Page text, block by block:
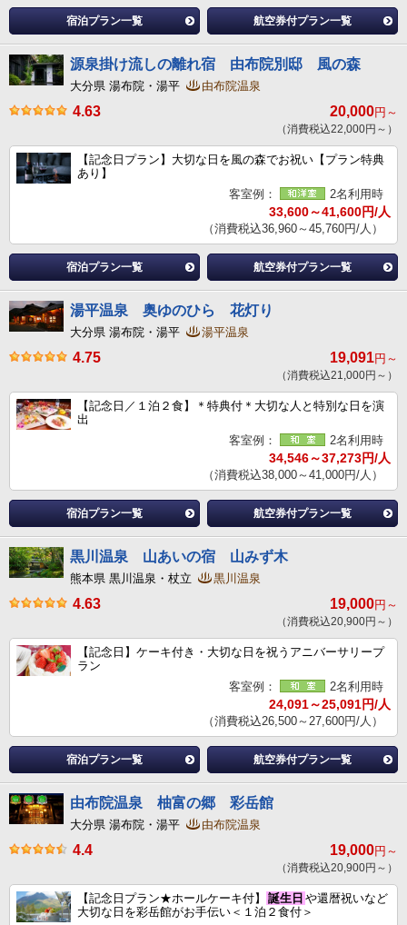
宿泊プラン一覧 航空券付プラン一覧
源泉掛け流しの離れ宿 由布院別邸 風の森
大分県 湯布院・湯平 由布院温泉
4.63 20,000円～
（消費税込22,000円～）
【記念日プラン】大切な日を風の森でお祝い【プラン特典
あり】
客室例：
2名利用時
33,600～41,600円/人
（消費税込36,960～45,760円/人）
宿泊プラン一覧 航空券付プラン一覧
湯平温泉 奥ゆのひら 花灯り
大分県 湯布院・湯平 湯平温泉
4.75 19,091円～
（消費税込21,000円～）
【記念日／１泊２食】＊特典付＊大切な人と特別な日を演
出
客室例：
2名利用時
34,546～37,273円/人
（消費税込38,000～41,000円/人）
宿泊プラン一覧 航空券付プラン一覧
黒川温泉 山あいの宿 山みず木
熊本県 黒川温泉・杖立 黒川温泉
4.63 19,000円～
（消費税込20,900円～）
【記念日】ケーキ付き・大切な日を祝うアニバーサリープ
ラン
客室例：
2名利用時
24,091～25,091円/人
（消費税込26,500～27,600円/人）
宿泊プラン一覧 航空券付プラン一覧
由布院温泉 柚富の郷 彩岳館
大分県 湯布院・湯平 由布院温泉
4.4 19,000円～
（消費税込20,900円～）
【記念日プラン★ホールケーキ付】 誕生日 や還暦祝いなど
大切な日を彩岳館がお手伝い＜１泊２食付＞